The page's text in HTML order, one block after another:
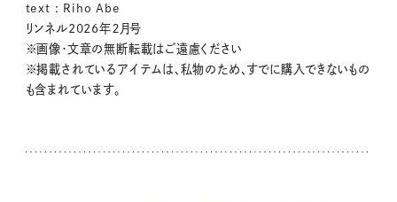
text : Riho Abe
リンネル2026年２月号
※画像・文章の無断転載はご遠慮ください
※掲載されているアイテムは、私物のため、すでに購入できないもの
も含まれています。